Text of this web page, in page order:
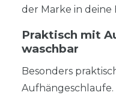
der Marke in deine
Praktisch mit
waschbar
Besonders